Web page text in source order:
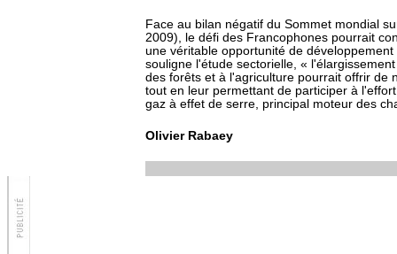
Face au bilan négatif du Sommet mondial
2009), le défi des Francophones pourrait
une véritable opportunité de
souligne l'étude sectorielle, «
des forêts et à l'agriculture pourrait offrir de
tout en leur permettant de participer à
gaz à effet de serre, principal moteur des
Olivier Rabaey